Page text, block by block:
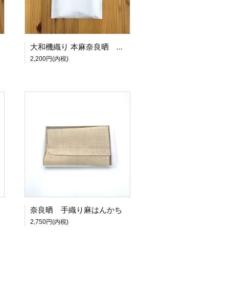
大和機織り 本麻奈良晒 御茶巾 〈表千家〉
2,200円(内税)
奈良晒 手織り麻はんかち
2,750円(内税)